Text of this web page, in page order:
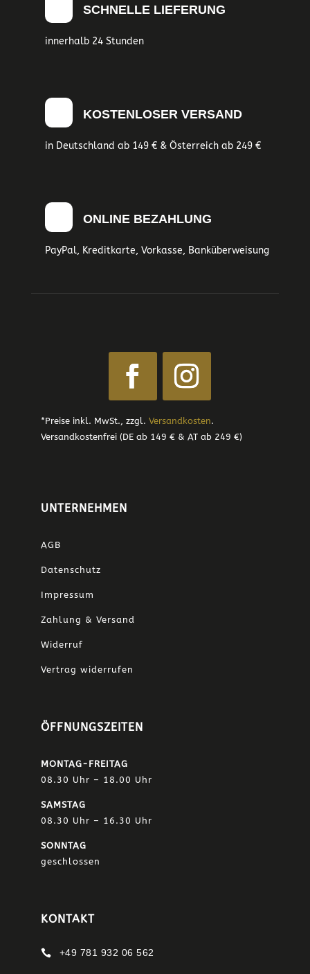
SCHNELLE LIEFERUNG
innerhalb 24 Stunden
KOSTENLOSER VERSAND
in Deutschland ab 149 € & Österreich ab 249 €
ONLINE BEZAHLUNG
PayPal, Kreditkarte, Vorkasse, Banküberweisung
*Preise inkl. MwSt., zzgl. Versandkosten.
Versandkostenfrei (DE ab 149 € & AT ab 249 €)
UNTERNEHMEN
AGB
Datenschutz
Impressum
Zahlung & Versand
Widerruf
Vertrag widerrufen
ÖFFNUNGSZEITEN
MONTAG-FREITAG
08.30 Uhr – 18.00 Uhr
SAMSTAG
08.30 Uhr – 16.30 Uhr
SONNTAG
geschlossen
KONTAKT
 +49 781 932 06 562